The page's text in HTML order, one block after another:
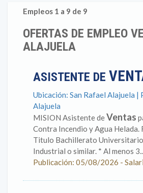
Empleos 1 a 9 de 9
OFERTAS DE EMPLEO
ALAJUELA
ASISTENTE DE
Ubicación: San Rafael Alajuela |
Alajuela
MISION Asistente deVentas
Contra Incendio y Agua Helada.
Titulo Bachillerato
Industrial o similar. * Al menos
Publicación: 05/08/2026 -